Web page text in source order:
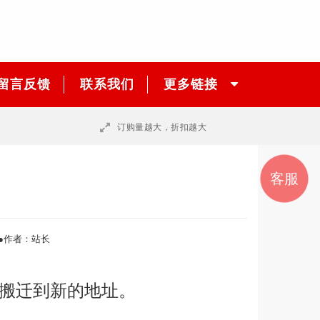
言反馈 联系我们 更多链接
订购量越大，折扣越大
者：站长
迁到新的地址。
客服
销售
一
销售
二
邮件
咨询
联系
我们